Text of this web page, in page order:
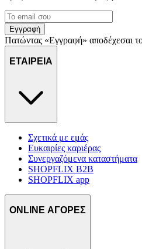
Εγγραφή
Πατώντας «Εγγραφή» αποδέχεσαι
ΕΤΑΙΡΕΙΑ
Σχετικά με εμάς
Ευκαιρίες καριέρας
Συνεργαζόμενα καταστήματα
SHOPFLIX B2B
SHOPFLIX app
ONLINE ΑΓΟΡΕΣ